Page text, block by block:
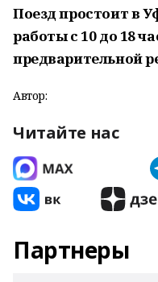
Поезд простоит в
работы с 10 до 18
предварительной
Автор:
Читайте нас
Партнеры